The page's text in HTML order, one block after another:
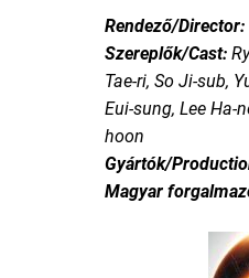
Rendező/Director:
Szereplők/Cast:
Tae-ri, So Ji-sub,
Eui-sung, Lee Ha-
hoon
Gyártók/
Magyar